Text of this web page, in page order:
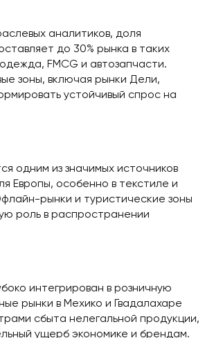
аналитиков, доля
до 30% рынка в таких
FMCG и автозапчасти.
зоны, включая рынки Дели,
устойчивый спрос на
одним из значимых источников
Европы, особенно в текстиле и
рынки и туристические зоны
роль в распространении
интегрирован в розничную
рынки в Мехико и Гвадалахаре
сбыта нелегальной продукции,
ущерб экономике и брендам.